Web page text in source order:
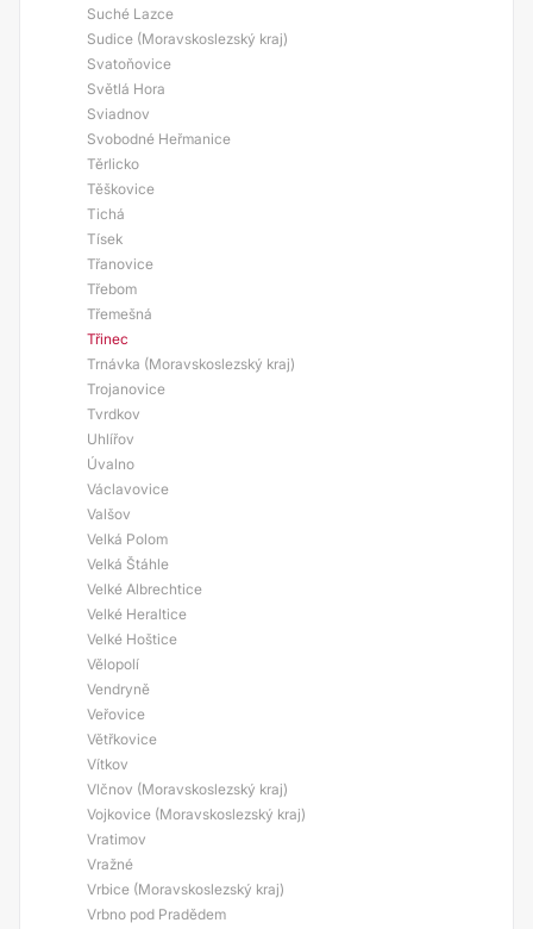
Suché Lazce
Sudice (Moravskoslezský kraj)
Svatoňovice
Světlá Hora
Sviadnov
Svobodné Heřmanice
Těrlicko
Těškovice
Tichá
Tísek
Třanovice
Třebom
Třemešná
Třinec
Trnávka (Moravskoslezský kraj)
Trojanovice
Tvrdkov
Uhlířov
Úvalno
Václavovice
Valšov
Velká Polom
Velká Štáhle
Velké Albrechtice
Velké Heraltice
Velké Hoštice
Vělopolí
Vendryně
Veřovice
Větřkovice
Vítkov
Vlčnov (Moravskoslezský kraj)
Vojkovice (Moravskoslezský kraj)
Vratimov
Vražné
Vrbice (Moravskoslezský kraj)
Vrbno pod Pradědem